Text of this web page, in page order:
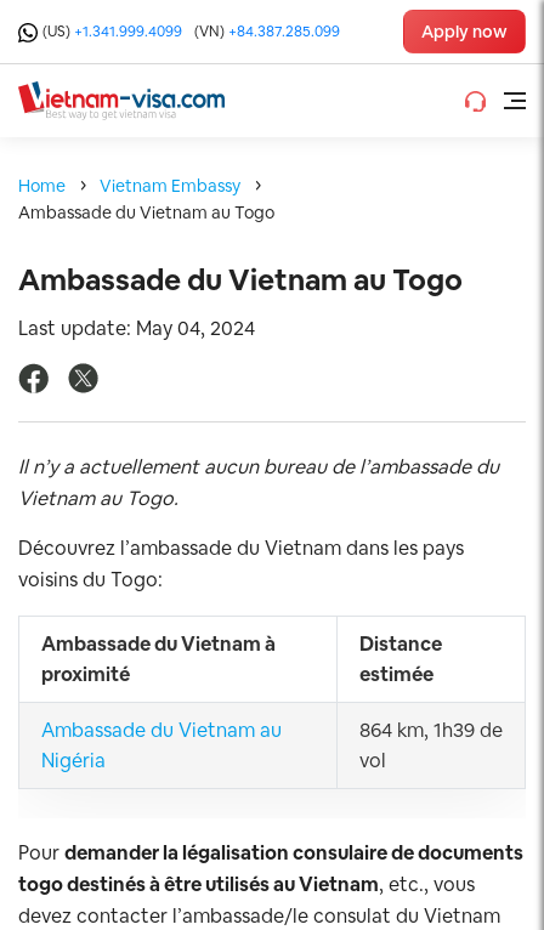
(US) +1.341.999.4099 (VN) +84.387.285.099 Apply now
Home
Vietnam Embassy
Ambassade du Vietnam au Togo
Ambassade du Vietnam au Togo
Last update: May 04, 2024
Il n’y a actuellement aucun bureau de l’ambassade du
Vietnam au Togo.
Découvrez l’ambassade du Vietnam dans les pays
voisins du Togo:
Ambassade du Vietnam à
proximité
Distance
estimée
Ambassade du Vietnam au
Nigéria
864 km, 1h39 de
vol
Pourdemander la légalisation consulaire de documents
togo destinés à être utilisés au Vietnam, etc., vous
devez contacter l’ambassade/le consulat du Vietnam